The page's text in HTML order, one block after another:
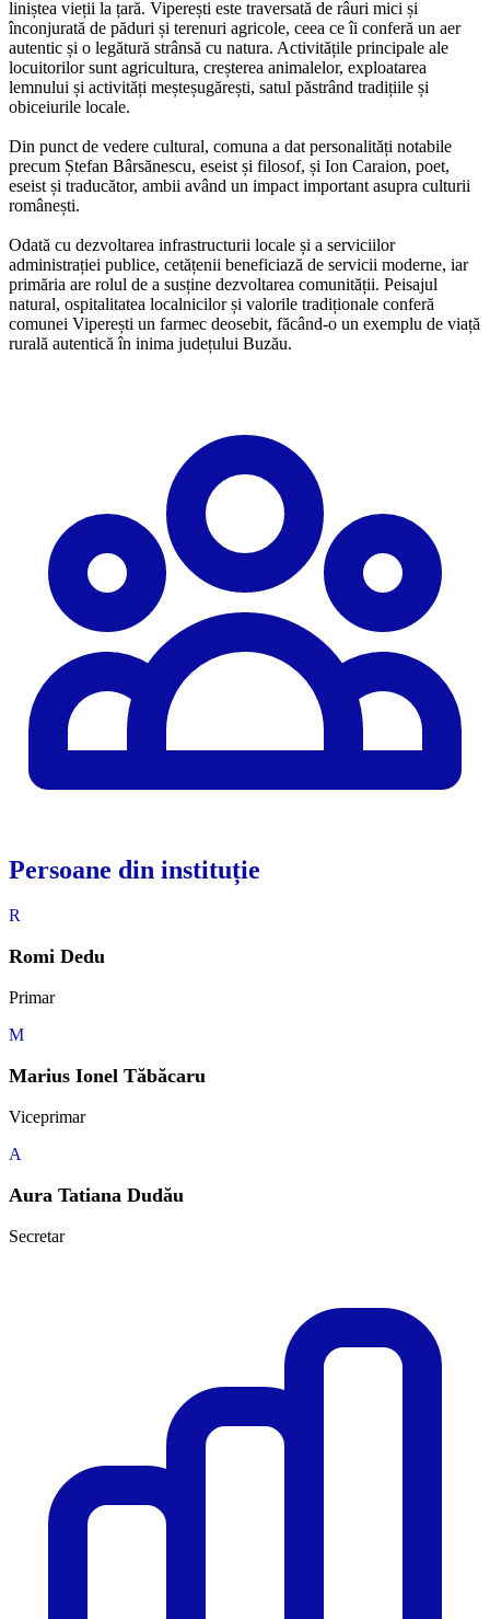
liniștea vieții la țară. Viperești este traversată de râuri mici și
înconjurată de păduri și terenuri agricole, ceea ce îi conferă un aer
autentic și o legătură strânsă cu natura. Activitățile principale ale
locuitorilor sunt agricultura, creșterea animalelor, exploatarea
lemnului și activități meșteșugărești, satul păstrând tradițiile și
obiceiurile locale.
Din punct de vedere cultural, comuna a dat personalități notabile
precum Ștefan Bârsănescu, eseist și filosof, și Ion Caraion, poet,
eseist și traducător, ambii având un impact important asupra culturii
românești.
Odată cu dezvoltarea infrastructurii locale și a serviciilor
administrației publice, cetățenii beneficiază de servicii moderne, iar
primăria are rolul de a susține dezvoltarea comunității. Peisajul
natural, ospitalitatea localnicilor și valorile tradiționale conferă
comunei Viperești un farmec deosebit, făcând-o un exemplu de viață
rurală autentică în inima județului Buzău.
Persoane din instituție
R
Romi Dedu
Primar
M
Marius Ionel Tăbăcaru
Viceprimar
A
Aura Tatiana Dudău
Secretar